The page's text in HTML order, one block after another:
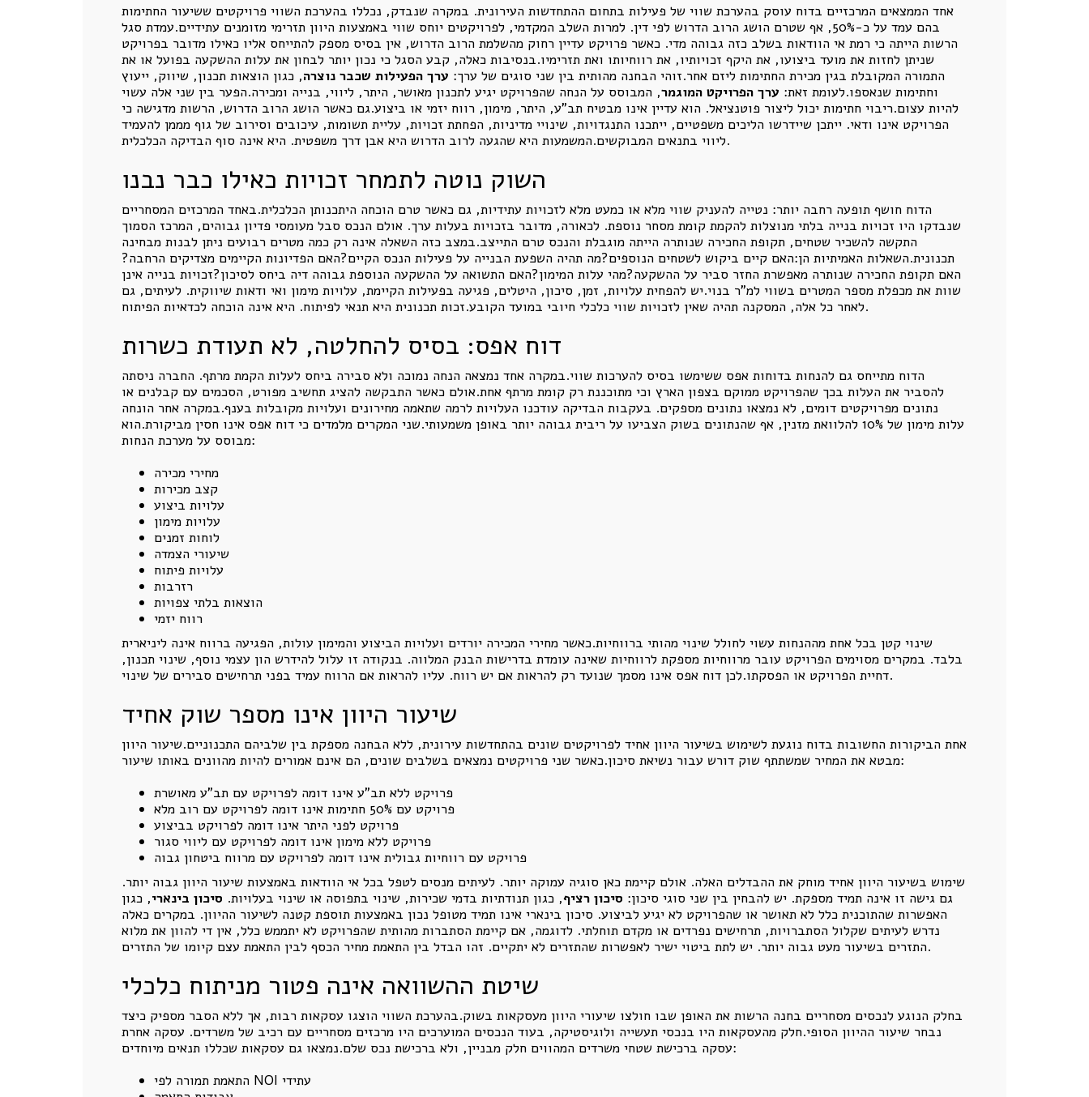
אחד הממצאים המרכזיים בדוח עוסק בהערכת שווי של פעילות בתחום ההתחדשות העירונית. במקרה שנבדק, נכללו בהערכת השווי פרויקטים ששיעור החתימות
בהם עמד על כ-50%, אף שטרם הושג הרוב הדרוש לפי דין. למרות השלב המקדמי, לפרויקטים יוחס שווי באמצעות היוון תזרימי מזומנים עתידיים.עמדת סגל
הרשות הייתה כי רמת אי הוודאות בשלב כזה גבוהה מדי. כאשר פרויקט עדיין רחוק מהשלמת הרוב הדרוש, אין בסיס מספק להתייחס אליו כאילו מדובר בפרויקט
שניתן לחזות את מועד ביצועו, את היקף זכויותיו, את רווחיותו ואת תזרימיו.בנסיבות כאלה, קבע הסגל כי נכון יותר לבחון את עלות ההשקעה בפועל או את
התמורה המקובלת בגין מכירת החתימות ליזם אחר.זוהי הבחנה מהותית בין שני סוגים של ערך: ערך הפעילות שכבר נוצרה, כגון הוצאות תכנון, שיווק, ייעוץ
וחתימות שנאספו.לעומת זאת: ערך הפרויקט המוגמר, המבוסס על הנחה שהפרויקט יגיע לתכנון מאושר, היתר, ליווי, בנייה ומכירה.הפער בין שני אלה עשוי
להיות עצום.ריבוי חתימות יכול ליצור פוטנציאל. הוא עדיין אינו מבטיח תב"ע, היתר, מימון, רווח יזמי או ביצוע.גם כאשר הושג הרוב הדרוש, הרשות מדגישה כי
הפרויקט אינו ודאי. ייתכן שיידרשו הליכים משפטיים, ייתכנו התנגדויות, שינויי מדיניות, הפחתת זכויות, עליית תשומות, עיכובים וסירוב של גוף מממן להעמיד
ליווי בתנאים המבוקשים.המשמעות היא שהגעה לרוב הדרוש היא אבן דרך משפטית. היא אינה סוף הבדיקה הכלכלית.
השוק נוטה לתמחר זכויות כאילו כבר נבנו
הדוח חושף תופעה רחבה יותר: נטייה להעניק שווי מלא או כמעט מלא לזכויות עתידיות, גם כאשר טרם הוכחה היתכנותן הכלכלית.באחד המרכזים המסחריים
שנבדקו היו זכויות בנייה בלתי מנוצלות להקמת קומת מסחר נוספת. לכאורה, מדובר בזכויות בעלות ערך. אולם הנכס סבל מעומסי פדיון גבוהים, המרכז הסמוך
התקשה להשכיר שטחים, תקופת החכירה שנותרה הייתה מוגבלת והנכס טרם התייצב.במצב כזה השאלה אינה רק כמה מטרים רבועים ניתן לבנות מבחינה
תכנונית.השאלות האמיתיות הן:האם קיים ביקוש לשטחים הנוספים?מה תהיה השפעת הבנייה על פעילות הנכס הקיים?האם הפדיונות הקיימים מצדיקים הרחבה?
האם תקופת החכירה שנותרה מאפשרת החזר סביר על ההשקעה?מהי עלות המימון?האם התשואה על ההשקעה הנוספת גבוהה דיה ביחס לסיכון?זכויות בנייה אינן
שוות את מכפלת מספר המטרים בשווי למ"ר בנוי.יש להפחית עלויות, זמן, סיכון, היטלים, פגיעה בפעילות הקיימת, עלויות מימון ואי ודאות שיווקית. לעיתים, גם
לאחר כל אלה, המסקנה תהיה שאין לזכויות שווי כלכלי חיובי במועד הקובע.זכות תכנונית היא תנאי לפיתוח. היא אינה הוכחה לכדאיות הפיתוח.
דוח אפס: בסיס להחלטה, לא תעודת כשרות
הדוח מתייחס גם להנחות בדוחות אפס ששימשו בסיס להערכות שווי.במקרה אחד נמצאה הנחה נמוכה ולא סבירה ביחס לעלות הקמת מרתף. החברה ניסתה
להסביר את העלות בכך שהפרויקט ממוקם בצפון הארץ וכי מתוכננת רק קומת מרתף אחת.אולם כאשר התבקשה להציג תחשיב מפורט, הסכמים עם קבלנים או
נתונים מפרויקטים דומים, לא נמצאו נתונים מספקים. בעקבות הבדיקה עודכנו העלויות לרמה שתאמה מחירונים ועלויות מקובלות בענף.במקרה אחר הונחה
עלות מימון של 10% להלוואת מזנין, אף שהנתונים בשוק הצביעו על ריבית גבוהה יותר באופן משמעותי.שני המקרים מלמדים כי דוח אפס אינו חסין מביקורת.הוא
מבוסס על מערכת הנחות:
מחירי מכירה
קצב מכירות
עלויות ביצוע
עלויות מימון
לוחות זמנים
שיעורי הצמדה
עלויות פיתוח
רזרבות
הוצאות בלתי צפויות
רווח יזמי
שינוי קטן בכל אחת מההנחות עשוי לחולל שינוי מהותי ברווחיות.כאשר מחירי המכירה יורדים ועלויות הביצוע והמימון עולות, הפגיעה ברווח אינה ליניארית
בלבד. במקרים מסוימים הפרויקט עובר מרווחיות מספקת לרווחיות שאינה עומדת בדרישות הבנק המלווה. בנקודה זו עלול להידרש הון עצמי נוסף, שינוי תכנון,
דחיית הפרויקט או הפסקתו.לכן דוח אפס אינו מסמך שנועד רק להראות אם יש רווח. עליו להראות אם הרווח עמיד בפני תרחישים סבירים של שינוי.
שיעור היוון אינו מספר שוק אחיד
אחת הביקורות החשובות בדוח נוגעת לשימוש בשיעור היוון אחיד לפרויקטים שונים בהתחדשות עירונית, ללא הבחנה מספקת בין שלביהם התכנוניים.שיעור היוון
מבטא את המחיר שמשתתף שוק דורש עבור נשיאת סיכון.כאשר שני פרויקטים נמצאים בשלבים שונים, הם אינם אמורים להיות מהוונים באותו שיעור:
פרויקט ללא תב"ע אינו דומה לפרויקט עם תב"ע מאושרת
פרויקט עם 50% חתימות אינו דומה לפרויקט עם רוב מלא
פרויקט לפני היתר אינו דומה לפרויקט בביצוע
פרויקט ללא מימון אינו דומה לפרויקט עם ליווי סגור
פרויקט עם רווחיות גבולית אינו דומה לפרויקט עם מרווח ביטחון גבוה
שימוש בשיעור היוון אחיד מוחק את ההבדלים האלה. אולם קיימת כאן סוגיה עמוקה יותר. לעיתים מנסים לטפל בכל אי הוודאות באמצעות שיעור היוון גבוה יותר.
גם גישה זו אינה תמיד מספקת. יש להבחין בין שני סוגי סיכון: סיכון רציף, כגון תנודתיות בדמי שכירות, שינוי בתפוסה או שינוי בעלויות. סיכון בינארי, כגון
האפשרות שהתוכנית כלל לא תאושר או שהפרויקט לא יגיע לביצוע. סיכון בינארי אינו תמיד מטופל נכון באמצעות תוספת קטנה לשיעור ההיוון. במקרים כאלה
נדרש לעיתים שקלול הסתברויות, תרחישים נפרדים או מקדם תוחלתי. לדוגמה, אם קיימת הסתברות מהותית שהפרויקט לא יתממש כלל, אין די להוון את מלוא
התזרים בשיעור מעט גבוה יותר. יש לתת ביטוי ישיר לאפשרות שהתזרים לא יתקיים. זהו הבדל בין התאמת מחיר הכסף לבין התאמת עצם קיומו של התזרים.
שיטת ההשוואה אינה פטור מניתוח כלכלי
בחלק הנוגע לנכסים מסחריים בחנה הרשות את האופן שבו חולצו שיעורי היוון מעסקאות בשוק.בהערכת השווי הוצגו עסקאות רבות, אך ללא הסבר מספיק כיצד
נבחר שיעור ההיוון הסופי.חלק מהעסקאות היו בנכסי תעשייה ולוגיסטיקה, בעוד הנכסים המוערכים היו מרכזים מסחריים עם רכיב של משרדים. עסקה אחרת
עסקה ברכישת שטחי משרדים המהווים חלק מבניין, ולא ברכישת נכס שלם.נמצאו גם עסקאות שכללו תנאים מיוחדים:
התאמת תמורה לפי NOI עתידי